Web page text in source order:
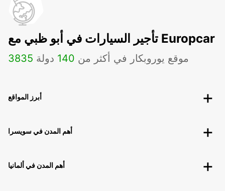
تأجير السيارات في أبو ظبي مع Europcar
3835 موقع يوروبكار في أكثر من 140 دولة
أبرز المواقع
أهم المدن في سويسرا
أهم المدن في ألمانيا